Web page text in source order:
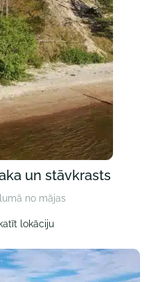
un stāvkrasts
no mājas
lokāciju